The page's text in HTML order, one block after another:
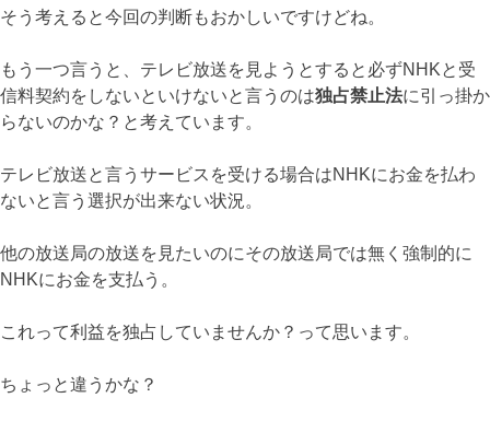
そう考えると今回の判断もおかしいですけどね。
もう一つ言うと、テレビ放送を見ようとすると必ずNHKと受
信料契約をしないといけないと言うのは独占禁止法に引っ掛か
らないのかな？と考えています。
テレビ放送と言うサービスを受ける場合はNHKにお金を払わ
ないと言う選択が出来ない状況。
他の放送局の放送を見たいのにその放送局では無く強制的に
NHKにお金を支払う。
これって利益を独占していませんか？って思います。
ちょっと違うかな？